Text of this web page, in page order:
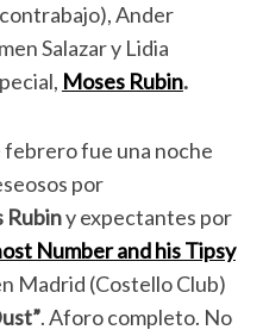
Ander
Salazar y Lidia
Moses Rubin.
febrero fue una noche
por
Rubiny expectantes por
Number and his Tipsy
Madrid (Costello Club)
. Aforo completo. No